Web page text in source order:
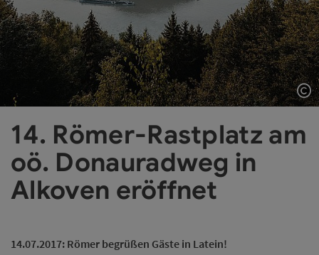
14. Römer-Rastplatz am
oö. Donauradweg in
Alkoven eröffnet
14.07.2017: Römer begrüßen Gäste in Latein!